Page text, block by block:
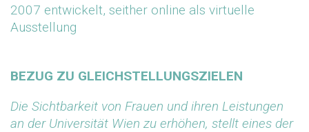
2007 entwickelt, seither online als virtuelle
Ausstellung
BEZUG ZU GLEICHSTELLUNGSZIELEN
Die Sichtbarkeit von Frauen und ihren Leistungen
an der Universität Wien zu erhöhen, stellt eines der